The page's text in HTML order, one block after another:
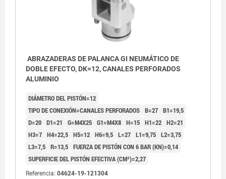
ABRAZADERAS DE PALANCA GI NEUMÁTICO DE
DOBLE EFECTO, DK=12, CANALES PERFORADOS
ALUMINIO
DIÁMETRO DEL PISTÓN=12
TIPO DE CONEXIÓN=CANALES PERFORADOS B=27 B1=19,5
D=20 D1=21 G=M4X25 G1=M4X8 H=15 H1=22 H2=21
H3=7 H4=22,5 H5=12 H6=9,5 L=27 L1=9,75 L2=3,75
L3=7,5 R=13,5 FUERZA DE PISTÓN CON 6 BAR (KN)=0,14
SUPERFICIE DEL PISTÓN EFECTIVA (CM²)=2,27
Referencia: 04624-19-121304